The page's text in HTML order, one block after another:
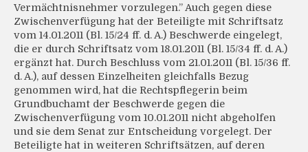
Vermächtnisnehmer vorzulegen.” Auch gegen diese
Zwischenverfügung hat der Beteiligte mit Schriftsatz
vom 14.01.2011 (Bl. 15/24 ff. d. A.) Beschwerde eingelegt,
die er durch Schriftsatz vom 18.01.2011 (Bl. 15/34 ff. d. A.)
ergänzt hat. Durch Beschluss vom 21.01.2011 (Bl. 15/36 ff.
d. A.), auf dessen Einzelheiten gleichfalls Bezug
genommen wird, hat die Rechtspflegerin beim
Grundbuchamt der Beschwerde gegen die
Zwischenverfügung vom 10.01.2011 nicht abgeholfen
und sie dem Senat zur Entscheidung vorgelegt. Der
Beteiligte hat in weiteren Schriftsätzen, auf deren